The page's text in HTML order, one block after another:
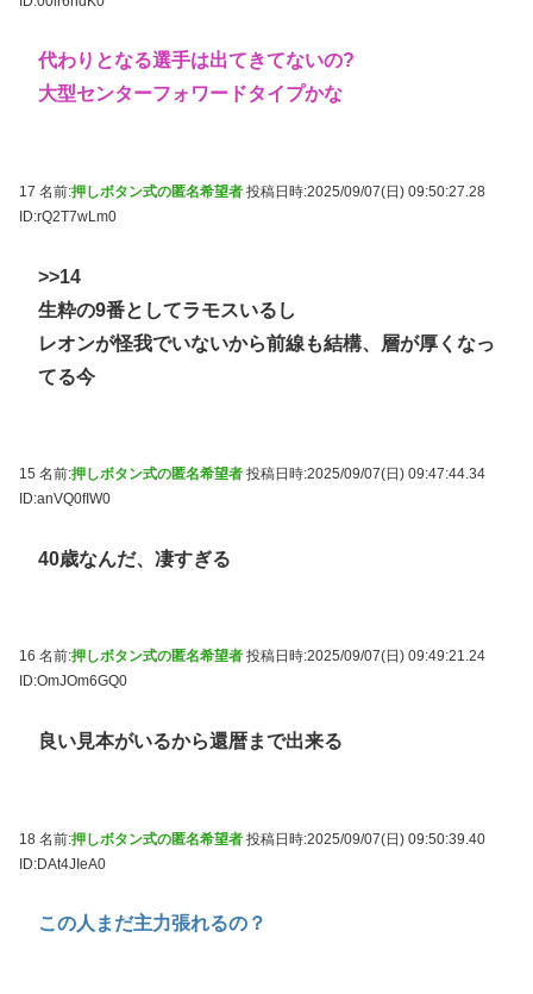
代わりとなる選手は出てきてないの?
大型センターフォワードタイプかな
17 名前:押しボタン式の匿名希望者 投稿日時:2025/09/07(日) 09:50:27.28
ID:rQ2T7wLm0
>>14
生粋の9番としてラモスいるし
レオンが怪我でいないから前線も結構、層が厚くなっ
てる今
15 名前:押しボタン式の匿名希望者 投稿日時:2025/09/07(日) 09:47:44.34
ID:anVQ0fIW0
40歳なんだ、凄すぎる
16 名前:押しボタン式の匿名希望者 投稿日時:2025/09/07(日) 09:49:21.24
ID:OmJOm6GQ0
良い見本がいるから還暦まで出来る
18 名前:押しボタン式の匿名希望者 投稿日時:2025/09/07(日) 09:50:39.40
ID:DAt4JIeA0
この人まだ主力張れるの？